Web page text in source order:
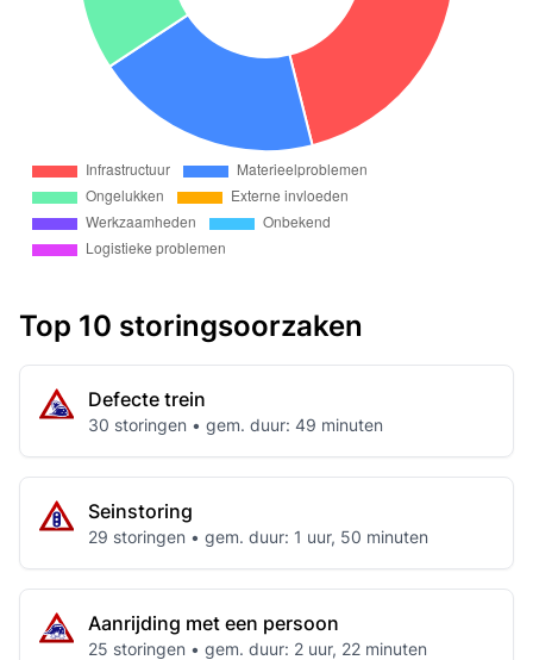
Top 10 storingsoorzaken
Defecte trein
30 storingen • gem. duur: 49 minuten
Seinstoring
29 storingen • gem. duur: 1 uur, 50 minuten
Aanrijding met een persoon
25 storingen • gem. duur: 2 uur, 22 minuten